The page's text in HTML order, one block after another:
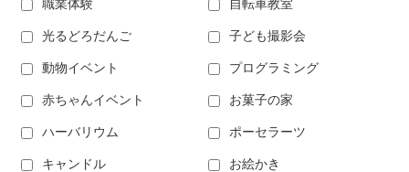
職業体験 自転車教室
光るどろだんご 子ども撮影会
動物イベント プログラミング
赤ちゃんイベント お菓子の家
ハーバリウム ポーセラーツ
キャンドル お絵かき